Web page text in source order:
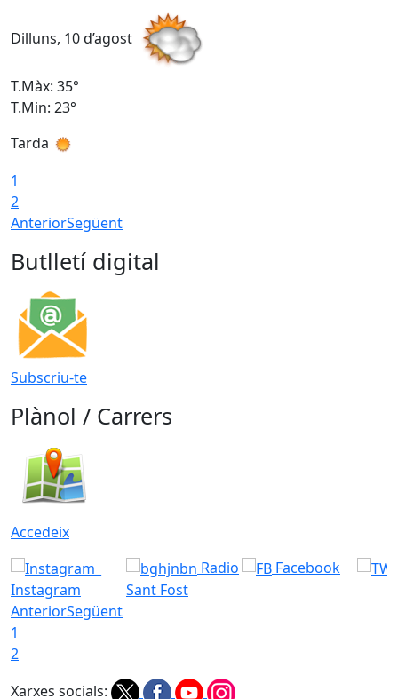
Dilluns, 10 d’agost
T.Màx: 35°
T.Min: 23°
Tarda
1
2
AnteriorSegüent
Butlletí digital
Subscriu-te
Plànol / Carrers
Accedeix
Instagram
Radio
Sant Fost
Facebook
AnteriorSegüent
1
2
Xarxes socials: